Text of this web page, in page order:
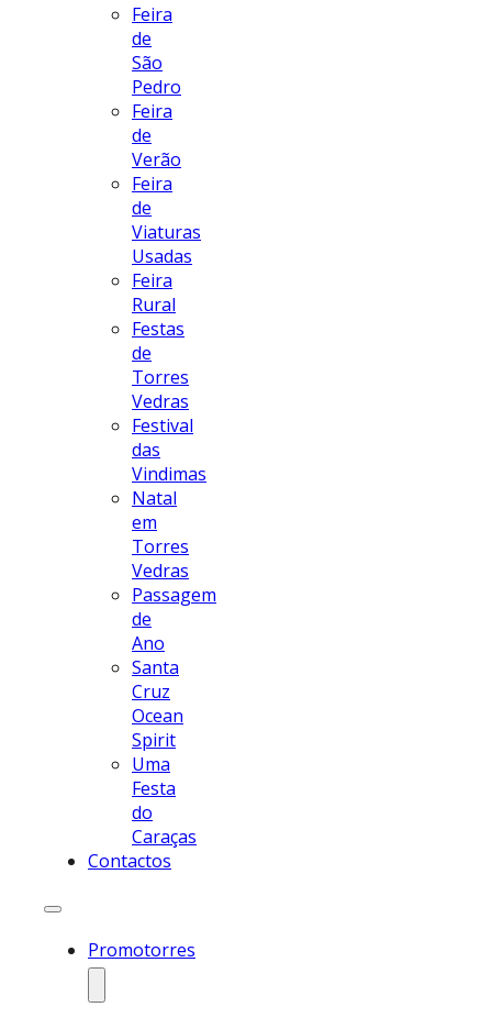
Feira
de
São
Pedro
Feira
de
Verão
Feira
de
Viaturas
Usadas
Feira
Rural
Festas
de
Torres
Vedras
Festival
das
Vindimas
Natal
em
Torres
Vedras
Passagem
de
Ano
Santa
Cruz
Ocean
Spirit
Uma
Festa
do
Caraças
Contactos
Promotorres